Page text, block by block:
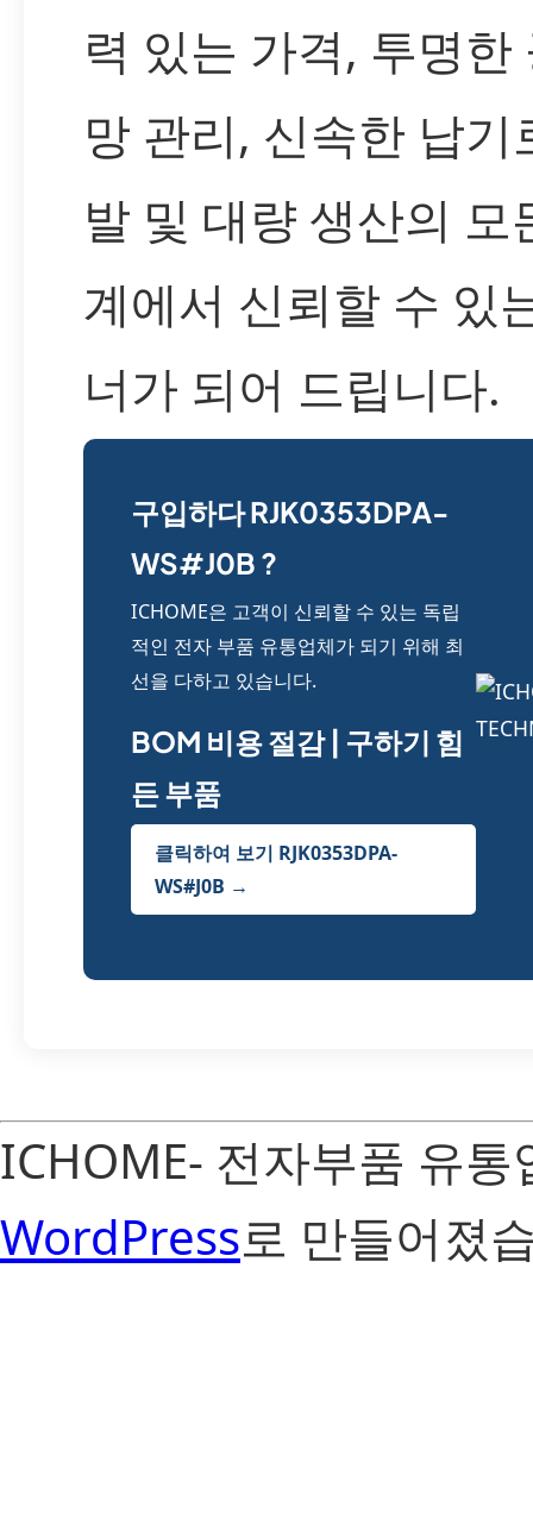
력 있는 가격, 투명한
망 관리, 신속한 납기
발 및 대량 생산의 모
계에서 신뢰할 수 있
너가 되어 드립니다.
구입하다 RJK0353DPA-
WS#J0B ?
ICHOME은 고객이 신뢰할 수 있는 독립
적인 전자 부품 유통업체가 되기 위해 최
선을 다하고 있습니다.
BOM 비용 절감 | 구하기 힘
든 부품
클릭하여 보기 RJK0353DPA-
WS#J0B →
ICHOME- 전자부품 유
WordPress로 만들어졌